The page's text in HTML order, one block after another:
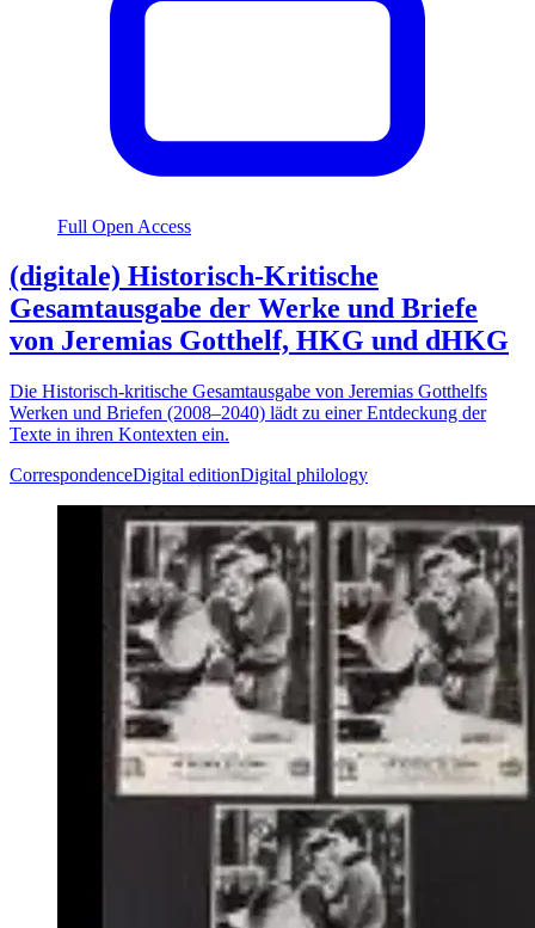
Full Open Access
(digitale) Historisch-Kritische
Gesamtausgabe der Werke und Briefe
von Jeremias Gotthelf, HKG und dHKG
Die Historisch-kritische Gesamtausgabe von Jeremias Gotthelfs
Werken und Briefen (2008–2040) lädt zu einer Entdeckung der
Texte in ihren Kontexten ein.
CorrespondenceDigital editionDigital philology